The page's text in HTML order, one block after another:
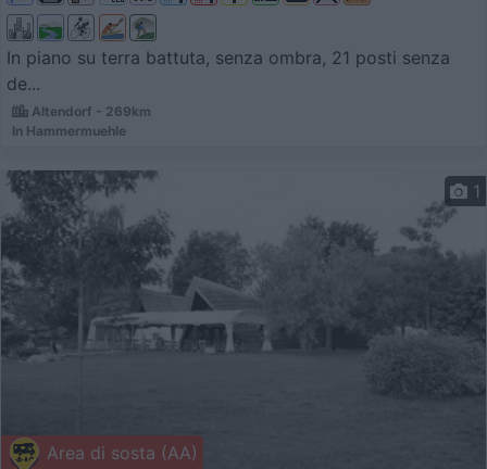
In piano su terra battuta, senza ombra, 21 posti senza
de...
Altendorf - 269km
In Hammermuehle
Area di sosta (AA)
1